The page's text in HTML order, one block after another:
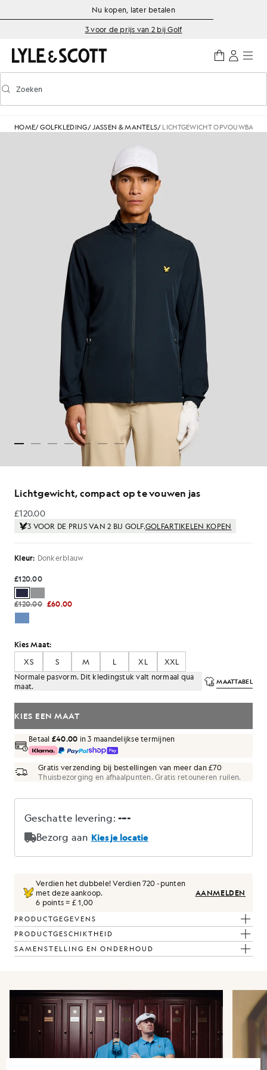
Ga naar de hoofdinhoud
Informatie over toegankelijkheid
Nu kopen, later betalen
3 voor de prijs van 2 bij Golf
Voorspellend zoeken in- of uitschakelen
Zoeken
HOME/GOLFKLEDING/JASSEN & MANTELS/ LICHTGEWICHT OPVOUWBAAR
Lichtgewicht, compact op te vouwen jas
£120.00
£120.00
3 VOOR DE PRIJS VAN 2 BIJ GOLF.GOLFARTIKELEN KOPEN
Kleur: Donkerblauw
£120.00
£120.00 £60.00
Kies Maat:
XS
S M L XL
XXL
Normale pasvorm. Dit kledingstuk valt normaal qua
maat.
MAATTABEL
KIES EEN MAAT
Betaal £40.00 in 3 maandelijkse termijnen
Gratis verzending bij bestellingen van meer dan £70
Thuisbezorging en afhaalpunten. Gratis retouneren ruilen.
Verdien het dubbele! Verdien720-punten
met deze aankoop.
6 points = £ 1,00
AANMELDEN
PRODUCTGEGEVENS
PRODUCTGESCHIKTHEID
SAMENSTELLING EN ONDERHOUD